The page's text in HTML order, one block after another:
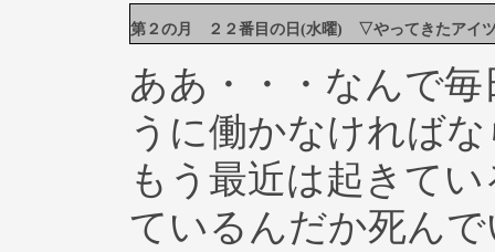
第２の月 ２２番目の日(水曜) ▽やってきたアイ
ああ・・・なんで
うに働かなければ
もう最近は起きて
ているんだか死ん